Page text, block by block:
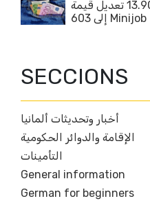
رفع الحد الأدنى للأجور إلى 13.90 تعديل قيمة
Minijob إلى 603
SECCIONS
أخبار وتحديثات ألمانيا
الإقامة والدوائر الحكومية
التأمينات
General information
German for beginners